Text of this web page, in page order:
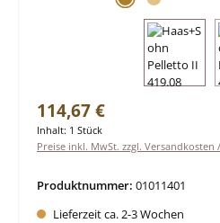
Regulärer Preis:
114,67 €
Inhalt: 1 Stück
Preise inkl. MwSt. zzgl.
Produktnummer: 01011401
Lieferzeit ca. 2-3 Wochen